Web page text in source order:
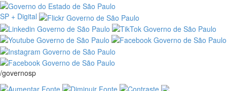
SP + Digital
/governosp